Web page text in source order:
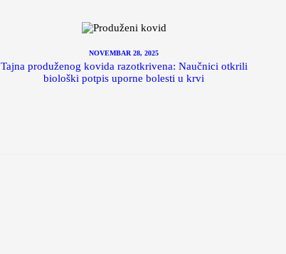
NOVEMBAR 28, 2025
Tajna produženog kovida razotkrivena: Naučnici otkrili
biološki potpis uporne bolesti u krvi